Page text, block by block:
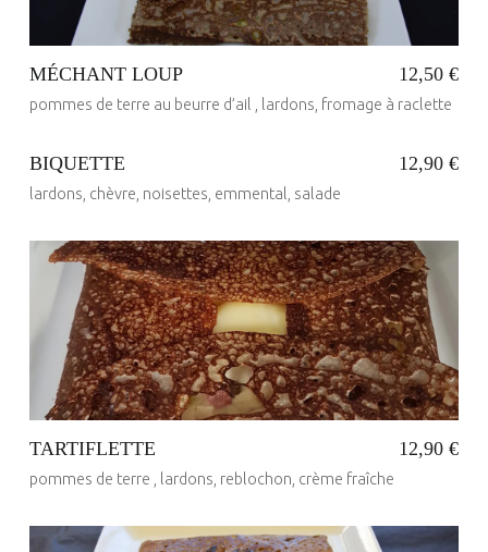
MÉCHANT LOUP 12,50 €
pommes de terre au beurre d’ail , lardons, fromage à raclette
Posted on:
23 Mai 2017
BIQUETTE 12,90 €
lardons, chèvre, noisettes, emmental, salade
TARTIFLETTE 12,90 €
pommes de terre , lardons, reblochon, crème fraîche